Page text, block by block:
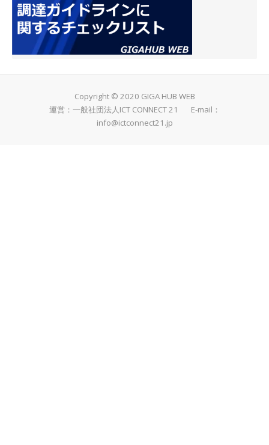
Copyright © 2020 GIGA HUB WEB
運営：一般社団法人ICT CONNECT 21 E-mail：
info@ictconnect21.jp